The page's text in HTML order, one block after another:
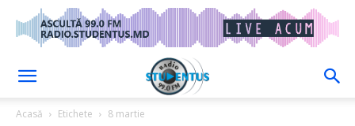
Acasă Etichete 8 martie